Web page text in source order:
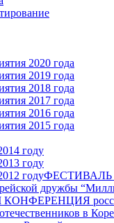
2020 года
2019 года
2018 годa
2017 года
2016 года
2015 года
году
году
годуФЕСТИВАЛЬ
дружбы
КОНФЕРЕНЦИЯ
в